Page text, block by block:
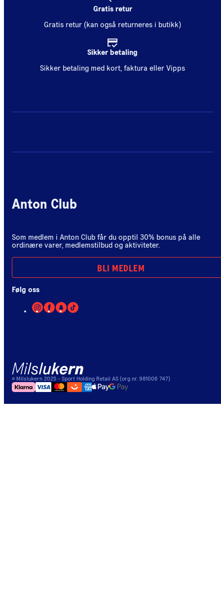
Gratis retur
Gratis retur (kan også returneres i butikk)
Sikker betaling
Sikker betaling med kort, faktura eller Vipps
Anton Club
Som medlem i Anton Club får du opptil 30% bonus på alle
ordinære varer, medlemstilbud og aktiviteter.
BLI MEDLEM
Følg oss
© Milslukern 2025 - Sport Holding Retail AS (org nr. 981006 747)